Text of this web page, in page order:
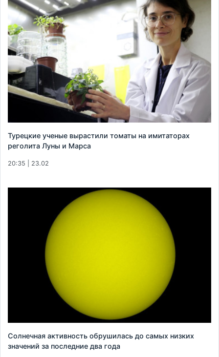
Турецкие ученые вырастили томаты на имитаторах
реголита Луны и Марса
20:35 | 23.02
Солнечная активность обрушилась до самых низких
значений за последние два года